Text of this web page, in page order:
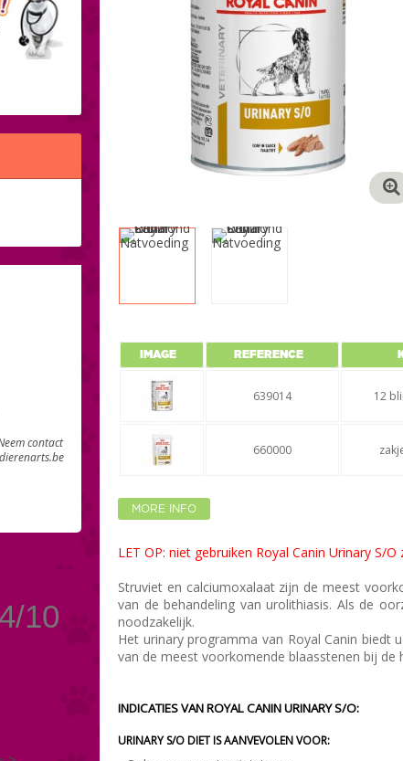
contact
10
IMAGE REFERENCE
639014 12
660000
MORE INFO
LET OP: niet gebruiken Royal Canin Urinary S/
Struviet en calciumoxalaat zijn de meest
van de behandeling van urolithiasis. Als de
noodzakelijk.
Het urinary programma van Royal Canin biedt
van de meest voorkomende blaasstenen bij de
INDICATIES VAN ROYAL CANIN URINARY S/O:
URINARY S/O DIET IS AANVEVOLEN VOOR: